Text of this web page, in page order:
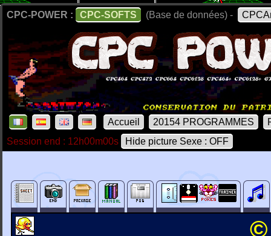
CPC-POWER : CPC-SOFTS (Base de données) -
Accueil 20154 PROGRAMMES
Session end : 12h00m00s
Hide picture Sexe : OFF
©